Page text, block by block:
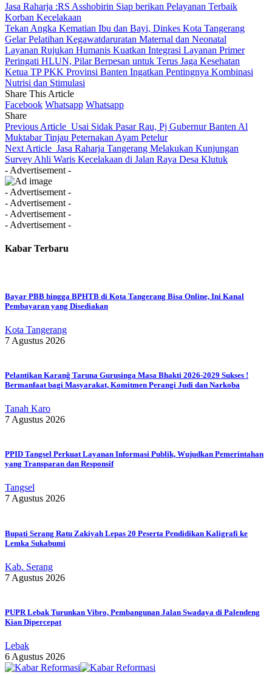
Jasa Raharja :RS Asshobirin Siap berikan Pelayanan Terbaik
Korban Kecelakaan
Tekan Angka Kematian Ibu dan Bayi, Dinkes Kota Tangerang
Gelar Pelatihan Kegawatdaruratan Maternal dan Neonatal
Layanan Rujukan Humanis Kuatkan Integrasi Layanan Primer
Peringati HLUN, Pilar Berpesan untuk Terus Jaga Kesehatan
Ketua TP PKK Provinsi Banten Ingatkan Pentingnya Kombinasi
Nutrisi dan Stimulasi
Share This Article
Facebook Whatsapp Whatsapp
Share
Previous Article Usai Sidak Pasar Rau, Pj Gubernur Banten Al
Muktabar Tinjau Peternakan Ayam Petelur
Next Article Jasa Raharja Tangerang Melakukan Kunjungan
Survey Ahli Waris Kecelakaan di Jalan Raya Desa Klutuk
- Advertisement -
- Advertisement -
- Advertisement -
- Advertisement -
- Advertisement -
Kabar Terbaru
Bayar PBB hingga BPHTB di Kota Tangerang Bisa Online, Ini Kanal
Pembayaran yang Disediakan
Kota Tangerang
7 Agustus 2026
Pelantikan Karanĝ Taruna Gurusinga Masa Bhakti 2026-2029 Sukses !
Bermanfaat bagi Masyarakat, Komitmen Perangi Judi dan Narkoba
Tanah Karo
7 Agustus 2026
PPID Tangsel Perkuat Layanan Informasi Publik, Wujudkan Pemerintahan
yang Transparan dan Responsif
Tangsel
7 Agustus 2026
Bupati Serang Ratu Zakiyah Lepas 20 Peserta Pendidikan Kaligrafi ke
Lemka Sukabumi
Kab. Serang
7 Agustus 2026
PUPR Lebak Turunkan Vibro, Pembangunan Jalan Swadaya di Palendeng
Kian Dipercepat
Lebak
6 Agustus 2026